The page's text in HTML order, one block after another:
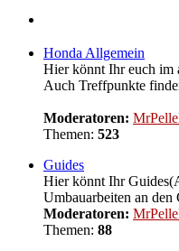
Honda Allgemein
Hier könnt Ihr euch im
Auch Treffpunkte
Moderatoren:
Themen: 523
Guides
Hier könnt Ihr
Umbauarbeiten an den
Moderatoren:
Themen: 88